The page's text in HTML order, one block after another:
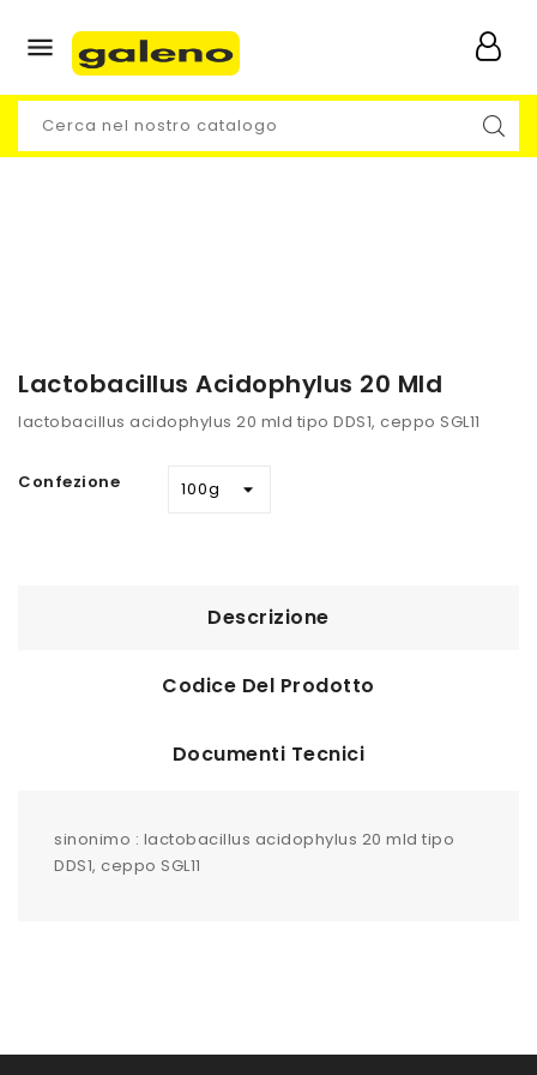

Lactobacillus Acidophylus 20 Mld
lactobacillus acidophylus 20 mld tipo DDS1, ceppo SGL11
Confezione
Descrizione
Codice Del Prodotto
Documenti Tecnici
sinonimo : lactobacillus acidophylus 20 mld tipo
DDS1, ceppo SGL11